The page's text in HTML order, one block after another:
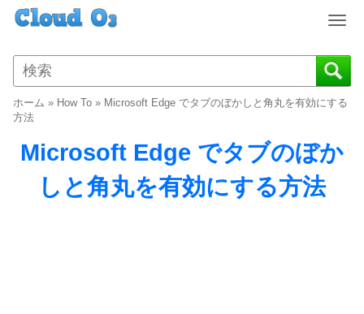
T
g
g
e
a
ホーム » How To » Microsoft Edge でタブのぼかしと角丸を有効にする
方法
Microsoft Edge でタブのぼか
しと角丸を有効にする方法